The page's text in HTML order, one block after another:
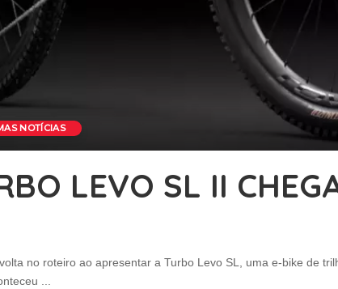
NOTÍCIAS
LEVO SL II
no roteiro ao apresentar a Turbo Levo SL, uma e-bike de
...